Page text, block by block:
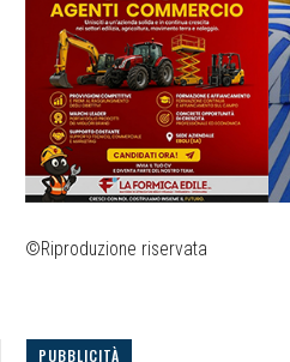
©Riproduzione riservata
PUBBLICITÀ